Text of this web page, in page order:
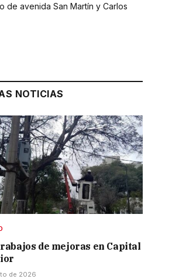
de avenida San Martín y Carlos
NOTICIAS
de mejoras en Capital
de 2026